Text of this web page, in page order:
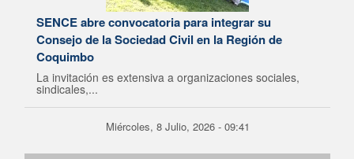
SENCE abre convocatoria para integrar su
Consejo de la Sociedad Civil en la Región de
Coquimbo
La invitación es extensiva a organizaciones sociales,
sindicales,...
Miércoles, 8 Julio, 2026 - 09:41